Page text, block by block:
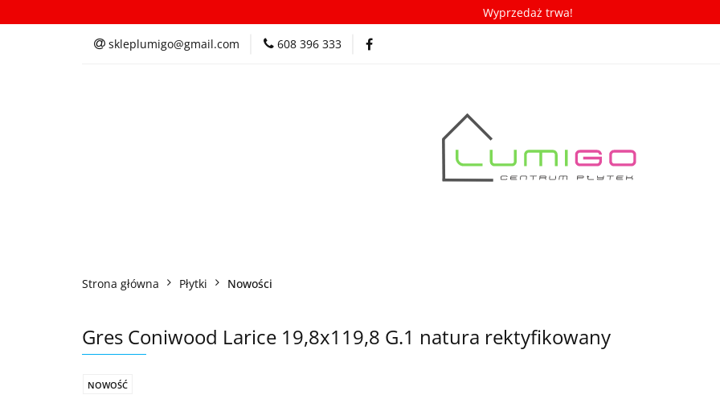
Wyprzedaż trwa!
skleplumigo@gmail.com 608 396 333
Kategorie Inspiracje Porady/ABC płytek Nowości
Strona główna Płytki Nowości
Gres Coniwood Larice 19,8x119,8 G.1 natura rektyfikowany
NOWOŚĆ